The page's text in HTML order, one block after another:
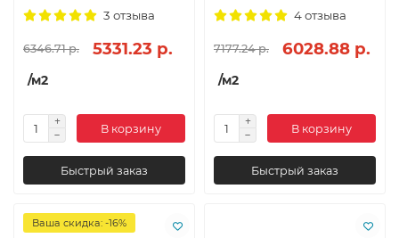
3 отзыва
6346.71 р. 5331.23 р.
/м2
В корзину
Быстрый заказ
4 отзыва
7177.24 р. 6028.88 р.
/м2
В корзину
Быстрый заказ
Ваша скидка: -16%